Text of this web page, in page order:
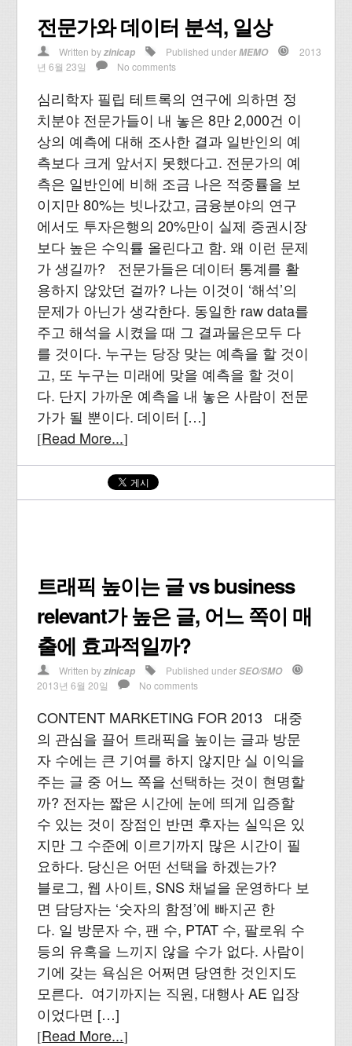
전문가와 데이터 분석, 일상
Written byzinicap Published underMEMO
2013
년 6월 23일
No comments
심리학자 필립 테트록의 연구에 의하면 정
치분야 전문가들이 내 놓은 8만 2,000건 이
상의 예측에 대해 조사한 결과 일반인의 예
측보다 크게 앞서지 못했다고. 전문가의 예
측은 일반인에 비해 조금 나은 적중률을 보
이지만 80%는 빗나갔고, 금융분야의 연구
에서도 투자은행의 20%만이 실제 증권시장
보다 높은 수익률 올린다고 함. 왜 이런 문제
가 생길까? 전문가들은 데이터 통계를 활
용하지 않았던 걸까? 나는 이것이 ‘해석’의
문제가 아닌가 생각한다. 동일한 raw data를
주고 해석을 시켰을 때 그 결과물은모두 다
를 것이다. 누구는 당장 맞는 예측을 할 것이
고, 또 누구는 미래에 맞을 예측을 할 것이
다. 단지 가까운 예측을 내 놓은 사람이 전문
가가 될 뿐이다. 데이터 […]
[Read More...]
트래픽 높이는 글 vs business
relevant가 높은 글, 어느 쪽이 매
출에 효과적일까?
Written byzinicap Published underSEO/SMO
2013년 6월 20일
No comments
CONTENT MARKETING FOR 2013 대중
의 관심을 끌어 트래픽을 높이는 글과 방문
자 수에는 큰 기여를 하지 않지만 실 이익을
주는 글 중 어느 쪽을 선택하는 것이 현명할
까? 전자는 짧은 시간에 눈에 띄게 입증할
수 있는 것이 장점인 반면 후자는 실익은 있
지만 그 수준에 이르기까지 많은 시간이 필
요하다. 당신은 어떤 선택을 하겠는가?
블로그, 웹 사이트, SNS 채널을 운영하다 보
면 담당자는 ‘숫자의 함정’에 빠지곤 한
다. 일 방문자 수, 팬 수, PTAT 수, 팔로워 수
등의 유혹을 느끼지 않을 수가 없다. 사람이
기에 갖는 욕심은 어쩌면 당연한 것인지도
모른다. 여기까지는 직원, 대행사 AE 입장
이었다면 […]
[Read More...]